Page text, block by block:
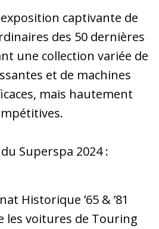
captivante de
des 50 dernières
une collection variée de
et de machines
mais hautement
Superspa 2024 :
Historique ’65 & ’81
les voitures de Touring